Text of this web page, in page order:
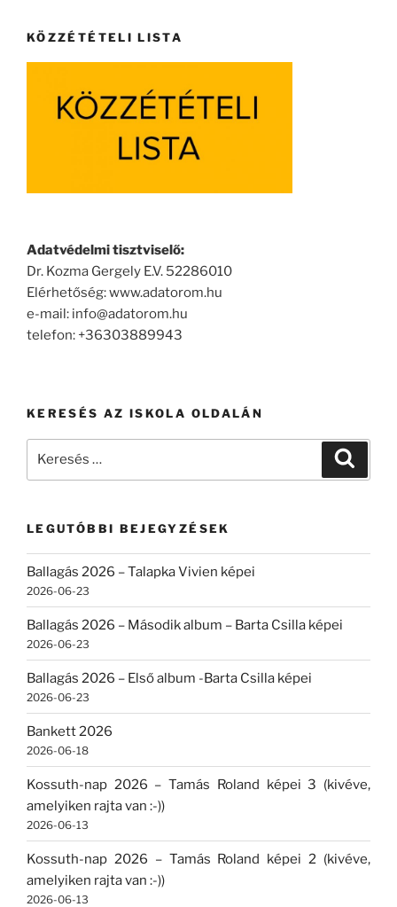
KÖZZÉTÉTELI LISTA
Adatvédelmi tisztviselő:
Dr. Kozma Gergely E.V. 52286010
Elérhetőség: www.adatorom.hu
e-mail: info@adatorom.hu
telefon: +36303889943
KERESÉS AZ ISKOLA OLDALÁN
LEGUTÓBBI BEJEGYZÉSEK
Ballagás 2026 – Talapka Vivien képei
2026-06-23
Ballagás 2026 – Második album – Barta Csilla képei
2026-06-23
Ballagás 2026 – Első album -Barta Csilla képei
2026-06-23
Bankett 2026
2026-06-18
Kossuth-nap 2026 – Tamás Roland képei 3 (kivéve,
amelyiken rajta van :-))
2026-06-13
Kossuth-nap 2026 – Tamás Roland képei 2 (kivéve,
amelyiken rajta van :-))
2026-06-13